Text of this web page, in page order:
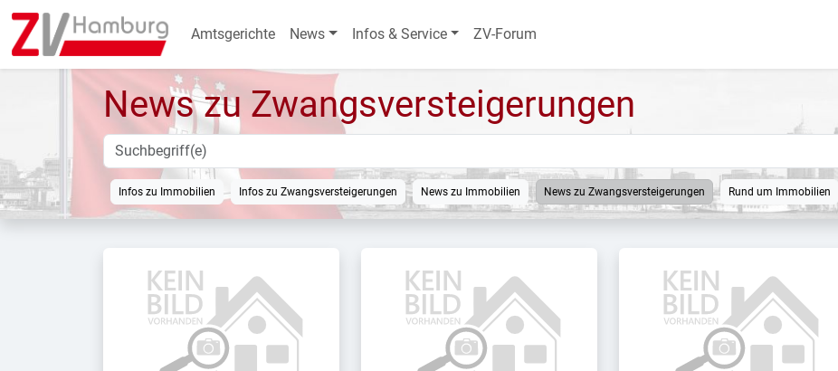
Amtsgerichte News Infos & Service ZV-Forum
News zu Zwangsversteigerungen
Infos zu Immobilien Infos zu Zwangsversteigerungen News zu Immobilien News zu Zwangsversteigerungen Rund um Immobilien